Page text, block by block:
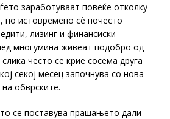
заработуваат повеќе отколку
но истовремено сè почесто
лизинг и финансиски
многумина живеат подобро од
често се крие сосема друга
секој месец започнува со нова
обврските.
се поставува прашањето дали